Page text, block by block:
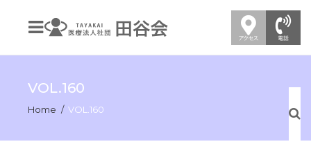
VOL.160
Home VOL.160